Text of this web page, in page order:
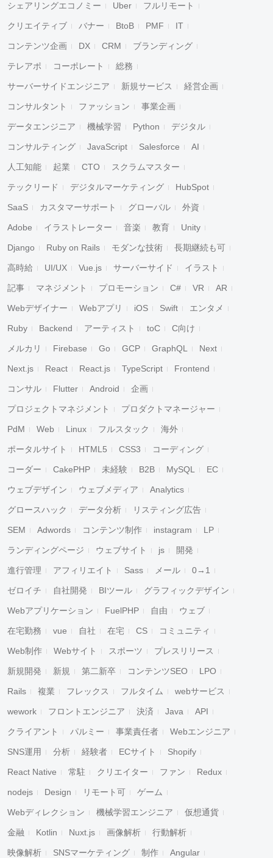
シェアリングエコノミー Uber フルリモート
クリエイティブ バナー BtoB PMF IT
コンテンツ企画 DX CRM ブランディング
テレアポ コーポレート 総務
サーバーサイドエンジニア 新規サービス 経営企画
コンサルタント ファッション 事業企画
データエンジニア 機械学習 Python デジタル
コンサルティング JavaScript Salesforce AI
人工知能 起業 CTO スクラムマスター
テックリード デジタルマーケティング HubSpot
SaaS カスタマーサポート グローバル 外資
Adobe イラストレーター 音楽 教育 Unity
Django Ruby on Rails モダンな技術 長期継続も可
高時給 UI/UX Vue.js サーバーサイド イラスト
記事 マネジメント プロモーション C# VR AR
Webデザイナー Webアプリ iOS Swift エンタメ
Ruby Backend アーティスト toC C向け
メルカリ Firebase Go GCP GraphQL Next
Next.js React React.js TypeScript Frontend
コンサル Flutter Android 企画
プロジェクトマネジメント プロダクトマネージャー
PdM Web Linux フルスタック 海外
ポータルサイト HTML5 CSS3 コーディング
コーダー CakePHP 未経験 B2B MySQL EC
ウェブデザイン ウェブメディア Analytics
グロースハック データ分析 リスティング広告
SEM Adwords コンテンツ制作 instagram LP
ランディングページ ウェブサイト js 開発
進行管理 アフィリエイト Sass メール 0→1
ゼロイチ 自社開発 BIツール グラフィックデザイン
Webアプリケーション FuelPHP 自由 ウェブ
在宅勤務 vue 自社 在宅 CS コミュニティ
Web制作 Webサイト スポーツ プレスリリース
新規開発 新規 第二新卒 コンテンツSEO LPO
Rails 複業 フレックス フルタイム webサービス
wework フロントエンジニア 決済 Java API
クライアント パルミー 事業責任者 Webエンジニア
SNS運用 分析 経験者 ECサイト Shopify
React Native 常駐 クリエイター ファン Redux
nodejs Design リモート可 ゲーム
Webディレクション 機械学習エンジニア 仮想通貨
金融 Kotlin Nuxt.js 画像解析 行動解析
映像解析 SNSマーケティング 制作 Angular